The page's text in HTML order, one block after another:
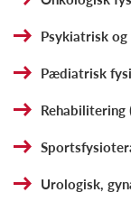
Psykiatrisk
Pædiatrisk
Rehabilitering
Urologisk,